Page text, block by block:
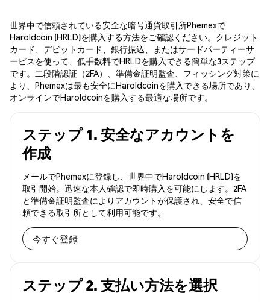
世界中で信頼されている安全な暗号通貨取引所Phemexで
Haroldcoin (HRLD)を購入する方法をご確認ください。クレジット
カード、デビットカード、銀行振込、またはサードパーティーサ
ービスを使って、低手数料でHRLDを購入できる簡単な3ステップ
です。二段階認証（2FA）、準備金証明監査、フィッシング対策に
より、Phemexは最も安全にHaroldcoinを購入できる場所であり、
オンラインでHaroldcoinを購入する最適な場所です。
ステップ 1. 安全なアカウントを
作成
メールでPhemexに登録し、世界中でHaroldcoin (HRLD)を
取引開始。迅速な本人確認で即時購入を可能にします。2FA
と準備金証明監査によりアカウントが保護され、安全で信
頼できる取引所として利用可能です。
今すぐ登録
ステップ 2. 支払い方法を選択